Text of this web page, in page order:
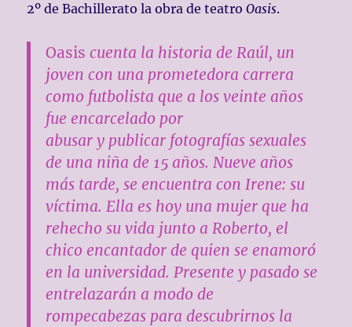
2º de Bachillerato la obra de teatroOasis.
Oasiscuenta la historia de Raúl, un
joven con una prometedora carrera
como futbolista que a los veinte años
fue encarcelado por
abusar y publicar fotografías sexuales
de una niña de 15 años. Nueve años
más tarde, se encuentra con Irene: su
víctima. Ella es hoy una mujer que ha
rehecho su vida junto a Roberto, el
chico encantador de quien se enamoró
en la universidad. Presente y pasado se
entrelazarán a modo de
rompecabezas para descubrirnos la